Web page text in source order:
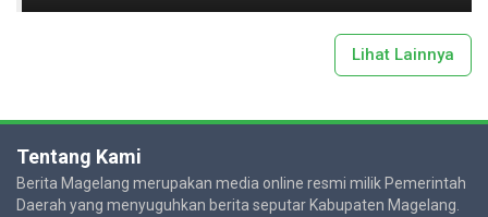
Lihat Lainnya
Tentang Kami
Berita Magelang merupakan media online resmi milik Pemerintah
Daerah yang menyuguhkan berita seputar Kabupaten Magelang.